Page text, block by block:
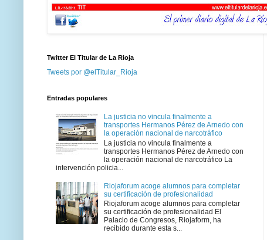
Twitter El Titular de La Rioja
Tweets por @elTitular_Rioja
Entradas populares
La justicia no vincula finalmente a
transportes Hermanos Pérez de Arnedo con
la operación nacional de narcotráfico
La justicia no vincula finalmente a
transportes Hermanos Pérez de Arnedo con
la operación nacional de narcotráfico La
intervención policia...
Riojaforum acoge alumnos para completar
su certificación de profesionalidad
Riojaforum acoge alumnos para completar
su certificación de profesionalidad El
Palacio de Congresos, Riojaform, ha
recibido durante esta s...